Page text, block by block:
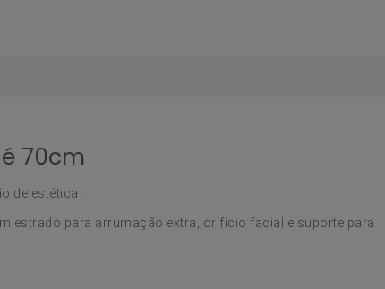
70cm
de estética.
estrado para arrumação extra, orifício facial e suporte para